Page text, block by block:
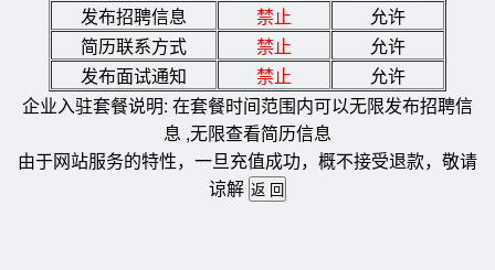
发布招聘信息
禁止
允许
简历联系方式
禁止
允许
发布面试通知
禁止
允许
企业入驻套餐说明: 在套餐时间范围内可以无限发布招聘信
息 ,无限查看简历信息
由于网站服务的特性，一旦充值成功，概不接受退款，敬请
谅解